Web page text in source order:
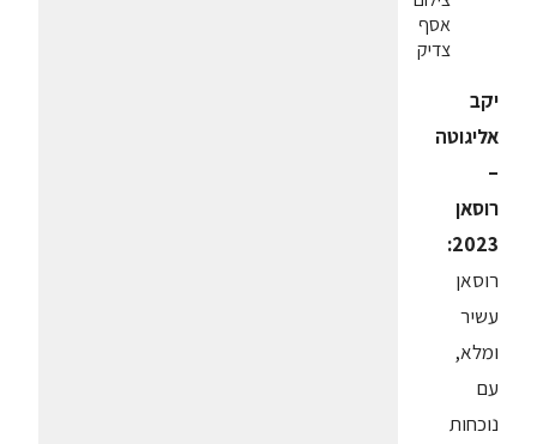
אסף
צדיק
יקב
אליגוטה
–
רוסאן
2023:
רוסאן
עשיר
ומלא,
עם
נוכחות